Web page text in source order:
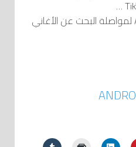
– قم بتشغيل Auto Shazam لمواصلة البحث عن الأغاني